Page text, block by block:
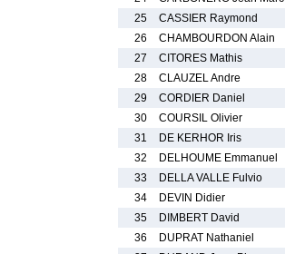
25
CASSIER Raymond
26
CHAMBOURDON Alain
27
CITORES Mathis
28
CLAUZEL Andre
29
CORDIER Daniel
30
COURSIL Olivier
31
DE KERHOR Iris
32
DELHOUME Emmanuel
33
DELLA VALLE Fulvio
34
DEVIN Didier
35
DIMBERT David
36
DUPRAT Nathaniel